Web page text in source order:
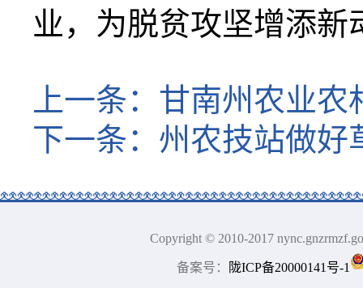
业，为脱贫攻坚增添新
上一条： 甘南州农业农
下一条： 州农技站做好
Copyright © 2010-2017
备案号： 陇ICP备20000141号-1